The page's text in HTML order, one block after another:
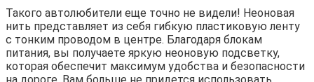
Такого автолюбители еще точно не видели! Неоновая
нить представляет из себя гибкую пластиковую ленту
с тонким проводом в центре. Благодаря блокам
питания, вы получаете яркую неоновую подсветку,
которая обеспечит максимум удобства и безопасности